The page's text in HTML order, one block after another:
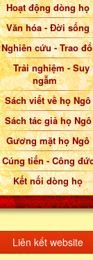
Hoạt động dòng họ
Văn hóa - Đời sống
Nghiên cứu - Trao
Trải nghiệm - Suy
ngẫm
Sách viết về họ Ngô
Sách tác giả họ Ngô
Gương mặt họ Ngô
Cúng tiến - Công
Kết nối dòng họ
Liên kết website